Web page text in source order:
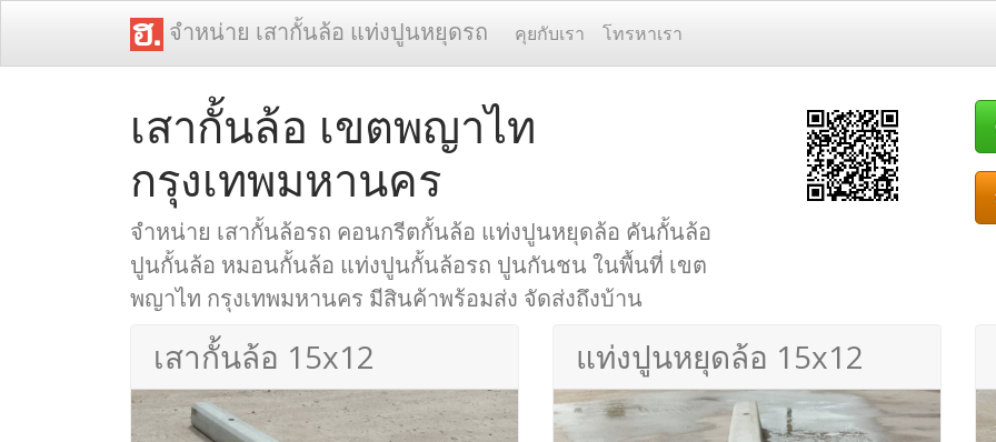
จำหน่าย เสากั้นล้อ แท่งปูนหยุดรถ คุยกับเรา โทรหาเรา
เสากั้นล้อ เขตพญาไท
กรุงเทพมหานคร
จำหน่าย เสากั้นล้อรถ คอนกรีตกั้นล้อ แท่งปูนหยุดล้อ คันกั้นล้อ
ปูนกั้นล้อ หมอนกั้นล้อ แท่งปูนกั้นล้อรถ ปูนกันชน ในพื้นที่ เขต
พญาไท กรุงเทพมหานคร มีสินค้าพร้อมส่ง จัดส่งถึงบ้าน
เสากั้นล้อ 15x12 แท่งปูนหยุดล้อ 15x12